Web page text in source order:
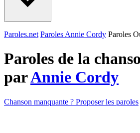
Paroles.net Paroles Annie Cordy Paroles
Paroles de la
parAnnie Cordy
Chanson manquante ? Proposer les paroles